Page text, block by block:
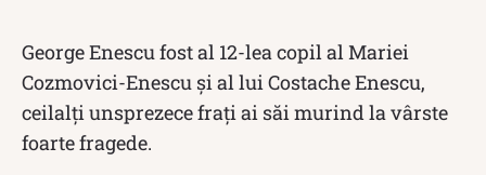
George Enescu fost al 12-lea copil al Mariei
Cozmovici-Enescu și al lui Costache Enescu,
ceilalți unsprezece frați ai săi murind la vârste
foarte fragede.